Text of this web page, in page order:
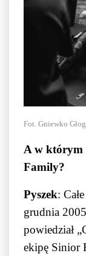
Fot. Gniewko
A w którym
Family?
Pyszek:
grudnia
powiedział
ekipę Sinior